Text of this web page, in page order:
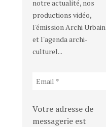
notre actualité, nos
productions vidéo,
l'émission Archi Urbain
et l'agenda archi-
culturel...
Votre adresse de
messagerie est